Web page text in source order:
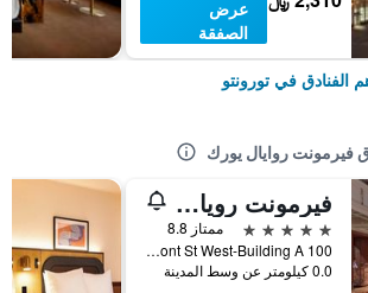
عرض
الصفقة
الفنادق في تورونتو
فيرمونت روايال يورك
فيرمونت رويال يورك جولد إكسبريانس
5 نجوم
ممتاز 8.8
100 Front St West-Building A, تورونتو, ON, كندا
0.0 كيلومتر عن وسط المدينة